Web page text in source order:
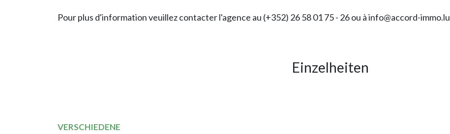
Pour plus d'information veuillez contacter l'agence au (+352) 26 58 01 75 - 26 ou à info@accord-immo.lu
Einzelheiten
VERSCHIEDENE